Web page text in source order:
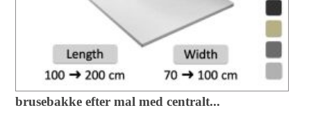
brusebakke efter mal med centralt...